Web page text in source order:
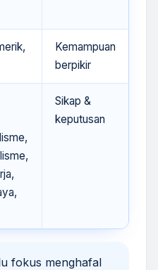
Kemampuan
berpikir
Sikap &
keputusan
fokus menghafal